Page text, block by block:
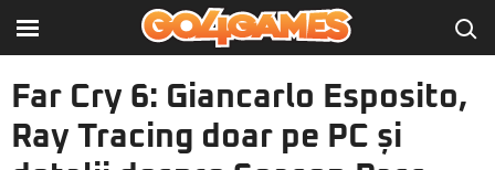
Far Cry 6: Giancarlo Esposito,
Ray Tracing doar pe PC și